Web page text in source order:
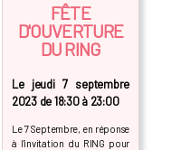
FÊTE
D'OUVERTURE
DU RING
Le jeudi 7 septembre
2023 de 18:30 à 23:00
Le 7 Septembre, en réponse
à l'invitation du RING pour